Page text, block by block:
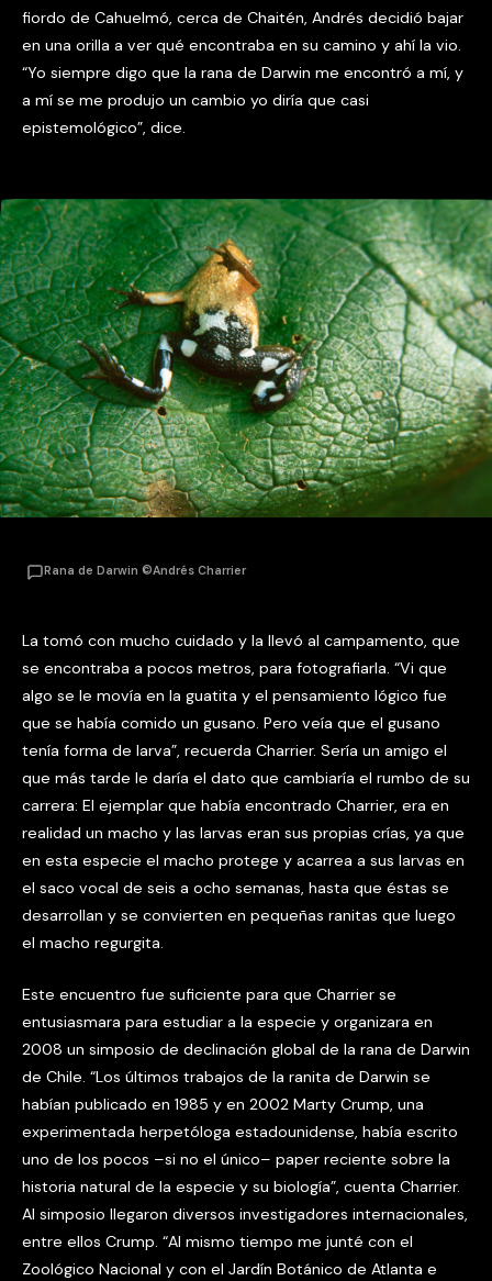
fiordo de Cahuelmó, cerca de Chaitén, Andrés decidió bajar
en una orilla a ver qué encontraba en su camino y ahí la vio.
“Yo siempre digo que la rana de Darwin me encontró a mí, y
a mí se me produjo un cambio yo diría que casi
epistemológico”, dice.
Rana de Darwin ©Andrés Charrier
La tomó con mucho cuidado y la llevó al campamento, que
se encontraba a pocos metros, para fotografiarla. “Vi que
algo se le movía en la guatita y el pensamiento lógico fue
que se había comido un gusano. Pero veía que el gusano
tenía forma de larva”, recuerda Charrier. Sería un amigo el
que más tarde le daría el dato que cambiaría el rumbo de su
carrera: El ejemplar que había encontrado Charrier, era en
realidad un macho y las larvas eran sus propias crías, ya que
en esta especie el macho protege y acarrea a sus larvas en
el saco vocal de seis a ocho semanas, hasta que éstas se
desarrollan y se convierten en pequeñas ranitas que luego
el macho regurgita.
Este encuentro fue suficiente para que Charrier se
entusiasmara para estudiar a la especie y organizara en
2008 un simposio de declinación global de la rana de Darwin
de Chile. “Los últimos trabajos de la ranita de Darwin se
habían publicado en 1985 y en 2002 Marty Crump, una
experimentada herpetóloga estadounidense, había escrito
uno de los pocos –si no el único– paper reciente sobre la
historia natural de la especie y su biología”, cuenta Charrier.
Al simposio llegaron diversos investigadores internacionales,
entre ellos Crump. “Al mismo tiempo me junté con el
Zoológico Nacional y con el Jardín Botánico de Atlanta e